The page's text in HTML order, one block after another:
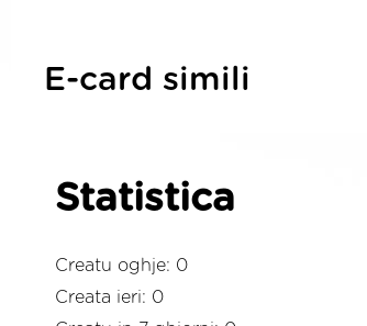
E-card simili
Statistica
Creatu oghje: 0
Creata ieri: 0